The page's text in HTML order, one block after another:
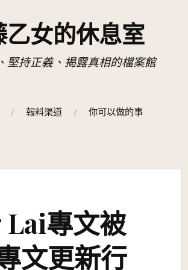
乙女的休息室
堅持正義、揭露真相的檔案館
報料渠道 你可以做的事
專文被
文更新行